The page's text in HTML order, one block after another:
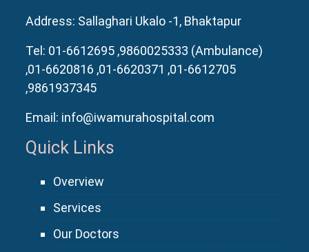
Address: Sallaghari Ukalo -1, Bhaktapur
Tel: 01-6612695 ,9860025333 (Ambulance)
,01-6620816 ,01-6620371 ,01-6612705
,9861937345
Email: info@iwamurahospital.com
Quick Links
Overview
Services
Our Doctors